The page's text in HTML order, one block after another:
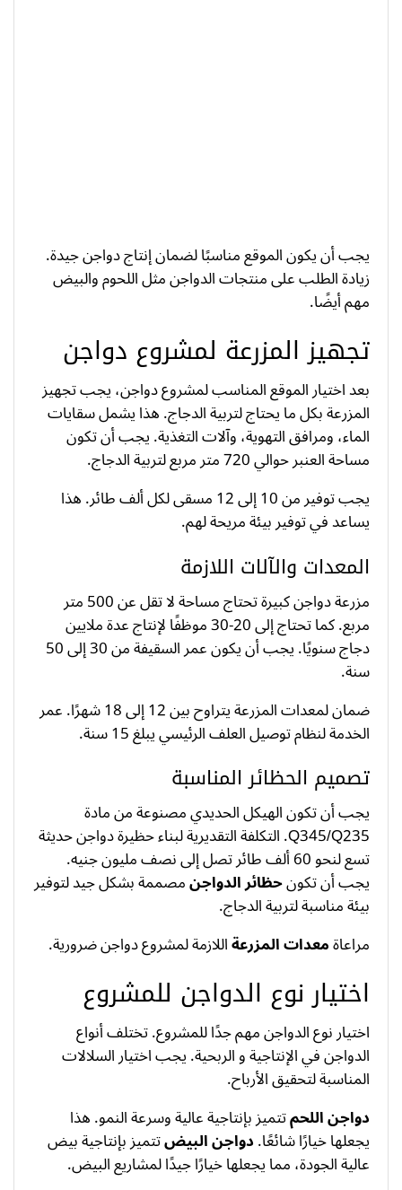
يجب أن يكون الموقع مناسبًا لضمان إنتاج دواجن جيدة.
زيادة الطلب على منتجات الدواجن مثل اللحوم والبيض
مهم أيضًا.
تجهيز المزرعة لمشروع دواجن
بعد اختيار الموقع المناسب لمشروع دواجن، يجب تجهيز
المزرعة بكل ما يحتاج لتربية الدجاج. هذا يشمل سقايات
الماء، ومرافق التهوية، وآلات التغذية. يجب أن تكون
مساحة العنبر حوالي 720 متر مربع لتربية الدجاج.
يجب توفير من 10 إلى 12 مسقى لكل ألف طائر. هذا
يساعد في توفير بيئة مريحة لهم.
المعدات والآلات اللازمة
مزرعة دواجن كبيرة تحتاج مساحة لا تقل عن 500 متر
مربع. كما تحتاج إلى 20-30 موظفًا لإنتاج عدة ملايين
دجاج سنويًا. يجب أن يكون عمر السقيفة من 30 إلى 50
سنة.
ضمان لمعدات المزرعة يتراوح بين 12 إلى 18 شهرًا. عمر
الخدمة لنظام توصيل العلف الرئيسي يبلغ 15 سنة.
تصميم الحظائر المناسبة
يجب أن تكون الهيكل الحديدي مصنوعة من مادة
Q345/Q235. التكلفة التقديرية لبناء حظيرة دواجن حديثة
تسع لنحو 60 ألف طائر تصل إلى نصف مليون جنيه.
يجب أن تكونحظائر الدواجنمصممة بشكل جيد لتوفير
بيئة مناسبة لتربية الدجاج.
مراعاةمعدات المزرعةاللازمة لمشروع دواجن ضرورية.
اختيار نوع الدواجن للمشروع
اختيار نوع الدواجن مهم جدًا للمشروع. تختلف أنواع
الدواجن في الإنتاجية و الربحية. يجب اختيار السلالات
المناسبة لتحقيق الأرباح.
دواجن اللحمتتميز بإنتاجية عالية وسرعة النمو. هذا
يجعلها خيارًا شائعًا.دواجن البيضتتميز بإنتاجية بيض
عالية الجودة، مما يجعلها خيارًا جيدًا لمشاريع البيض.